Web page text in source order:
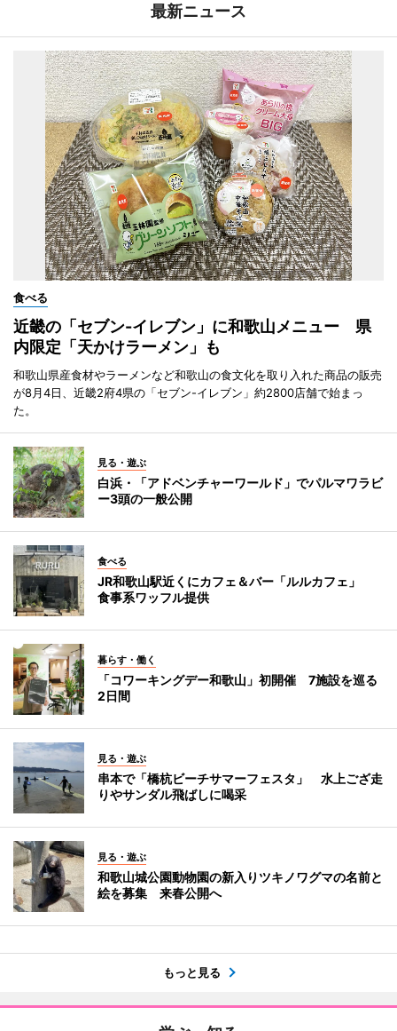
最新ニュース
食べる
近畿の「セブン-イレブン」に和歌山メニュー 県
内限定「天かけラーメン」も
和歌山県産食材やラーメンなど和歌山の食文化を取り入れた商品の販売
が8月4日、近畿2府4県の「セブン-イレブン」約2800店舗で始まっ
た。
見る・遊ぶ
白浜・「アドベンチャーワールド」でパルマワラビ
ー3頭の一般公開
食べる
JR和歌山駅近くにカフェ＆バー「ルルカフェ」
食事系ワッフル提供
暮らす・働く
「コワーキングデー和歌山」初開催 7施設を巡る
2日間
見る・遊ぶ
串本で「橋杭ビーチサマーフェスタ」 水上ござ走
りやサンダル飛ばしに喝采
見る・遊ぶ
和歌山城公園動物園の新入りツキノワグマの名前と
絵を募集 来春公開へ
もっと見る